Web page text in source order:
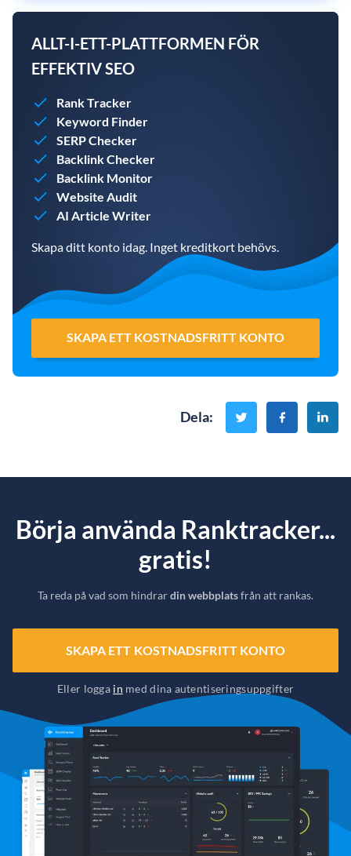
ALLT-I-ETT-PLATTFORMEN FÖR
EFFEKTIV SEO
Rank Tracker
Keyword Finder
SERP Checker
Backlink Checker
Backlink Monitor
Website Audit
AI Article Writer
Skapa ditt konto idag. Inget kreditkort behövs.
SKAPA ETT KOSTNADSFRITT KONTO
Dela:
Börja använda Ranktracker...
gratis!
Ta reda på vad som hindrardin webbplatsfrån att rankas.
SKAPA ETT KOSTNADSFRITT KONTO
Eller logga in med dina autentiseringsuppgifter